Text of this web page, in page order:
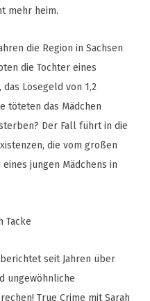
mehr heim.
die Region in Sachsen
die Tochter eines
Lösegeld von 1,2
töteten das Mädchen
Der Fall führt in die
die vom großen
jungen Mädchens in
Tacke
seit Jahren über
ungewöhnliche
True Crime mit Sarah